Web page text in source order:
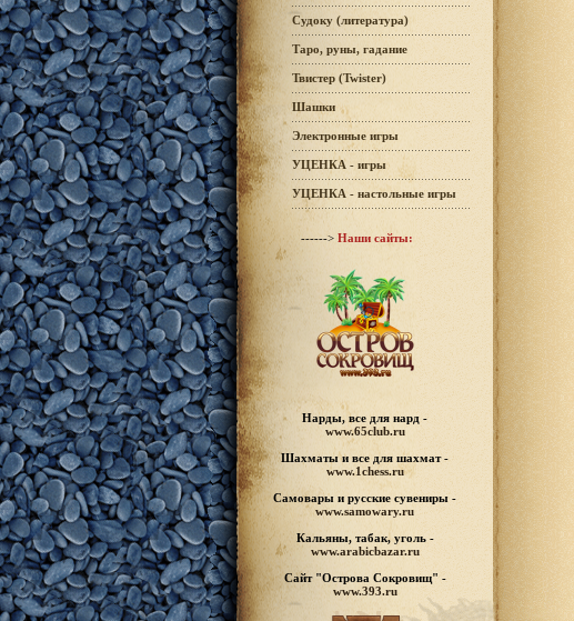
Судоку (литература)
Таро, руны, гадание
Твистер (Twister)
Шашки
Электронные игры
УЦЕНКА - игры
УЦЕНКА - настольные игры
------> Наши сайты:
Нарды, все для нард -
www.65club.ru
Шахматыи все для шахмат -
www.1chess.ru
Самовары и русские сувениры -
www.samowary.ru
Кальяны, табак, уголь -
www.arabicbazar.ru
Сайт "Острова Сокровищ" -
www.393.ru